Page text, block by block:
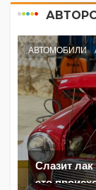
АВТОМОБИЛИ
Слазит
это